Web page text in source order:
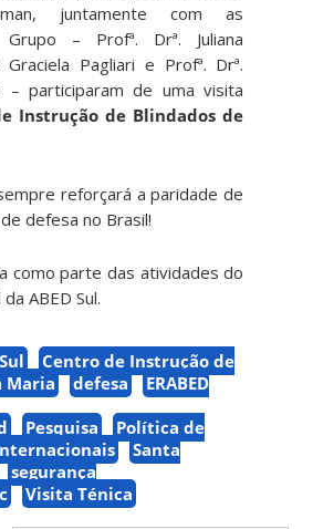
juntamente com as
– Profª. Drª. Juliana
Graciela Pagliari e Profª. Drª.
– participaram de uma visita
Instrução de Blindados de
reforçará a paridade de
defesa no Brasil!
como parte das atividades do
ABED Sul.
Centro de Instrução de
Maria
defesa
ERABED
Pesquisa
Política de
Santa
segurança
Visita Ténica